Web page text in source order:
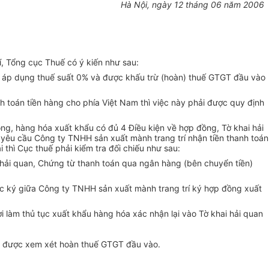
Hà Nội, ngày 12 tháng 06 năm 2006
Tổng cục Thuế có ý kiến như sau:
dụng thuế suất 0% và được khấu trừ (hoàn) thuế GTGT đầu vào
tiền hàng cho phía Việt Nam thì việc này phải được quy định
hàng hóa xuất khẩu có đủ 4 Điều kiện về hợp đồng, Tờ khai hải
cầu Công ty TNHH sản xuất mành trang trí nhận tiền thanh toán
Cục thuế phải kiểm tra đối chiếu như sau:
quan, Chứng từ thanh toán qua ngân hàng (bên chuyển tiền)
ký giữa Công ty TNHH sản xuất mành trang trí ký hợp đồng xuất
thủ tục xuất khẩu hàng hóa xác nhận lại vào Tờ khai hải quan
xem xét hoàn thuế GTGT đầu vào.